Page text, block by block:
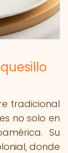
tradicional
no solo en
Su
donde